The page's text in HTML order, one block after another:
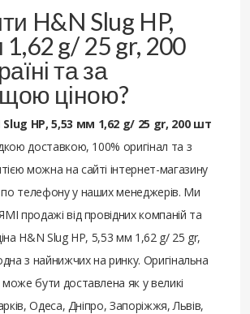
H&N Slug HP,
g/ 25 gr, 200
та за
ціною?
Slug HP, 5,53 мм 1,62 g/ 25 gr, 200 шт
доставкою, 100% оригінал та з
можна на сайті інтернет-магазину
телефону у наших менеджерів. Ми
продажі від провідних компаній та
H&N Slug HP, 5,53 мм 1,62 g/ 25 gr,
з найнижчих на ринку. Оригінальна
бути доставлена ​​як у великі
Одеса, Дніпро, Запоріжжя, Львів,